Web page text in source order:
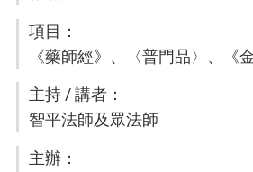
《藥師經》、〈普門品〉、《
智平法師及眾法師